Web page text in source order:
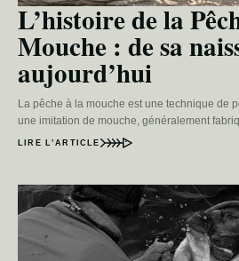
L’histoire de la
Mouche : de sa
aujourd’hui
La pêche à la mouche est une technique de
une imitation de mouche, généralement
LIRE L’ARTICLE